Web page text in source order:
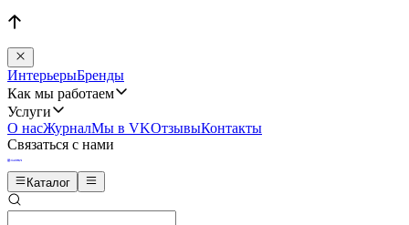
ИнтерьерыБренды
Как мы работаем
Услуги
О насЖурналМы в VKОтзывыКонтакты
Связаться с нами
Каталог